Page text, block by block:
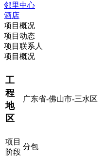
邻里中心
酒店
项目概况
项目动态
项目联系人
项目概况
工
程
地
区
广东省-佛山市-三水区
项目
阶段
分包